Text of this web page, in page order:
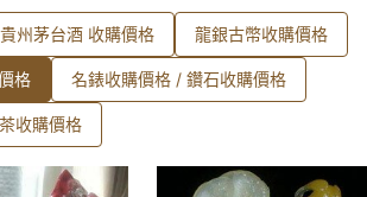
貴州茅台酒 收購價格 龍銀古幣收購價格
格 名錶收購價格 / 鑽石收購價格
收購價格